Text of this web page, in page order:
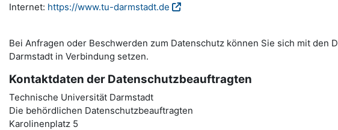
Internet: https://www.tu-darmstadt.de
Bei Anfragen oder Beschwerden zum Datenschutz können Sie sich mit den
Darmstadt in Verbindung setzen.
Kontaktdaten der Datenschutzbeauftragten
Technische Universität Darmstadt
Die behördlichen Datenschutzbeauftragten
Karolinenplatz 5